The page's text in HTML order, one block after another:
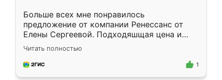
Больше всех мне понравилось
предложение от компании Ренессанс от
Елены Сергеевой. Подходяшщая цена и
короткие сроки изготовления. Приехавший
для замера сотрудник Владислав
предложил по моему эскизу самый
Читать полностью
1